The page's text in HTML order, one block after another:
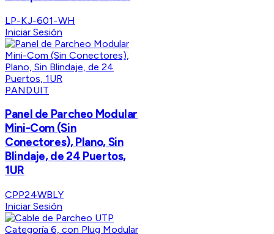
LP-KJ-601-WH
Iniciar Sesión
PANDUIT
Panel de Parcheo Modular
Mini-Com (Sin
Conectores), Plano, Sin
Blindaje, de 24 Puertos,
1UR
CPP24WBLY
Iniciar Sesión